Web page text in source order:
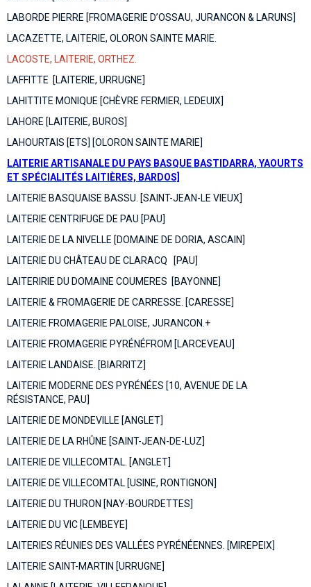
LABORDE PIERRE [FROMAGERIE D’OSSAU, JURANCON & LARUNS]
LACAZETTE, LAITERIE, OLORON SAINTE MARIE.
LACOSTE, LAITERIE, ORTHEZ.
LAFFITTE [LAITERIE, URRUGNE]
LAHITTITE MONIQUE [CHÈVRE FERMIER, LEDEUIX]
LAHORE [LAITERIE, BUROS]
LAHOURTAIS [ETS] [OLORON SAINTE MARIE]
LAITERIE ARTISANALE DU PAYS BASQUE BASTIDARRA, YAOURTS
ET SPÉCIALITÉS LAITIÈRES, BARDOS]
LAITERIE BASQUAISE BASSU. [SAINT-JEAN-LE VIEUX]
LAITERIE CENTRIFUGE DE PAU [PAU]
LAITERIE DE LA NIVELLE [DOMAINE DE DORIA, ASCAIN]
LAITERIE DU CHÂTEAU DE CLARACQ [PAU]
LAITERIRIE DU DOMAINE COUMERES [BAYONNE]
LAITERIE & FROMAGERIE DE CARRESSE. [CARESSE]
LAITERIE FROMAGERIE PALOISE, JURANCON.+
LAITERIE FROMAGERIE PYRÉNÉFROM [LARCEVEAU]
LAITERIE LANDAISE. [BIARRITZ]
LAITERIE MODERNE DES PYRÉNÉES [10, AVENUE DE LA
RÉSISTANCE, PAU]
LAITERIE DE MONDEVILLE [ANGLET]
LAITERIE DE LA RHÛNE [SAINT-JEAN-DE-LUZ]
LAITERIE DE VILLECOMTAL. [ANGLET]
LAITERIE DE VILLECOMTAL [USINE, RONTIGNON]
LAITERIE DU THURON [NAY-BOURDETTES]
LAITERIE DU VIC [LEMBEYE]
LAITERIES RÉUNIES DES VALLÉES PYRÉNÉENNES. [MIREPEIX]
LAITERIE SAINT-MARTIN [URRUGNE]